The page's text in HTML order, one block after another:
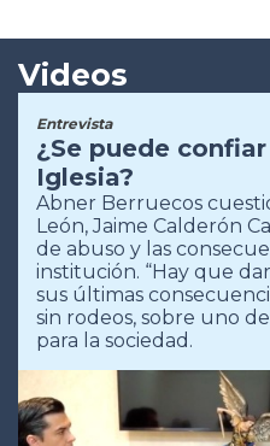
Videos
Entrevista
¿Se puede
Iglesia?
Abner Berruecos
León, Jaime Calderón
de abuso y las
institución. “Hay que
sus últimas
sin rodeos, sobre uno
para la sociedad.